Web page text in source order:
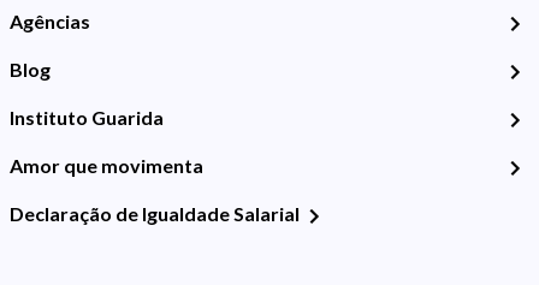
Agências
Blog
Instituto Guarida
Amor que movimenta
Declaração de Igualdade Salarial